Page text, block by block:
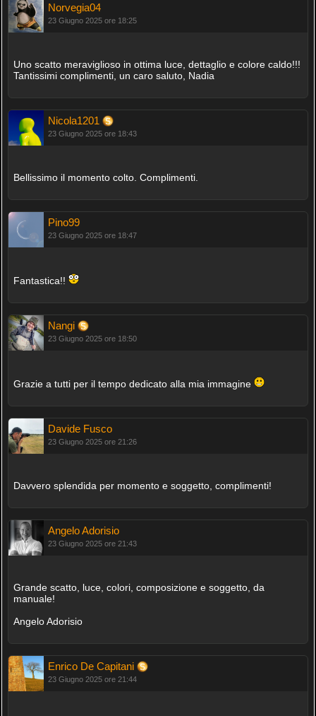
Norvegia04
23 Giugno 2025 ore 18:25
Uno scatto meraviglioso in ottima luce, dettaglio e colore caldo!!!
Tantissimi complimenti, un caro saluto, Nadia
Nicola1201
23 Giugno 2025 ore 18:43
Bellissimo il momento colto. Complimenti.
Pino99
23 Giugno 2025 ore 18:47
Fantastica!!
Nangi
23 Giugno 2025 ore 18:50
Grazie a tutti per il tempo dedicato alla mia immagine
Davide Fusco
23 Giugno 2025 ore 21:26
Davvero splendida per momento e soggetto, complimenti!
Angelo Adorisio
23 Giugno 2025 ore 21:43
Grande scatto, luce, colori, composizione e soggetto, da
manuale!
Angelo Adorisio
Enrico De Capitani
23 Giugno 2025 ore 21:44